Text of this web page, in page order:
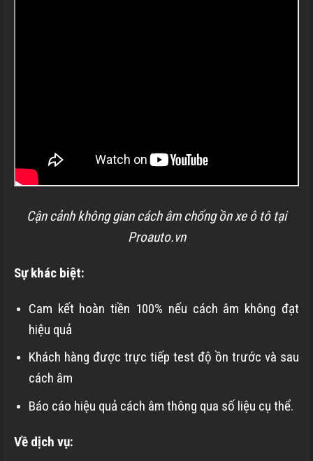
Cận cảnh không gian cách âm chống ồn xe ô tô tại
Proauto.vn
Sự khác biệt:
Cam kết hoàn tiền 100% nếu cách âm không đạt
hiệu quả
Khách hàng được trực tiếp test độ ồn trước và sau
cách âm
Báo cáo hiệu quả cách âm thông qua số liệu cụ thể.
Về dịch vụ: